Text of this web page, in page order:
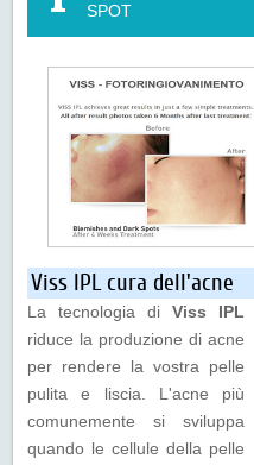
SPOT
Viss IPL cura dell'acne
La tecnologia di Viss IPL
riduce la produzione di acne
per rendere la vostra pelle
pulita e liscia. L'acne più
comunemente si sviluppa
quando le cellule della pelle